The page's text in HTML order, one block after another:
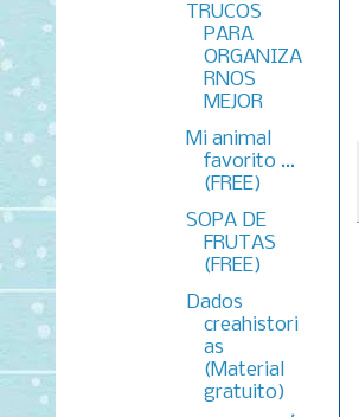
TRUCOS
PARA
ORGANIZA
RNOS
MEJOR
Mi animal
favorito ...
(FREE)
SOPA DE
FRUTAS
(FREE)
Dados
creahistori
as
(Material
gratuito)